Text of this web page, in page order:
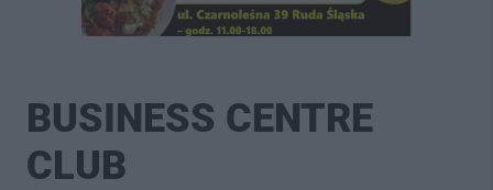
BUSINESS CENTRE
CLUB